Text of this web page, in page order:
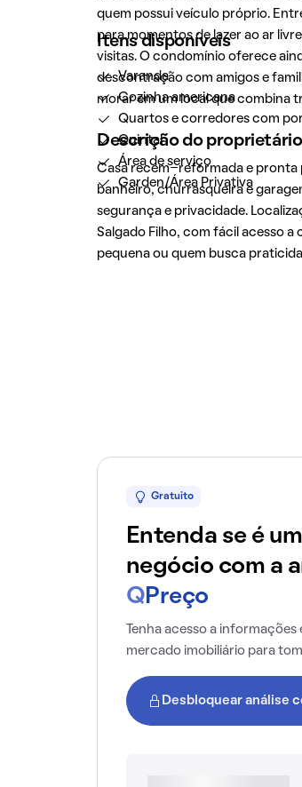
quem possui veículo próprio.
para momentos de lazer ao ar
visitas. O condomínio oferece
descontração com amigos e
morar em um local que combina
Descrição do proprietário
Casa recém-reformada e pronta
banheiro, churrasqueira e
segurança e privacidade.
Salgado Filho, com fácil acesso
pequena ou quem busca
Itens disponíveis
Varanda
Cozinha americana
Quartos e corredores com
Quintal
Área de serviço
Garden/Área Privativa
Gratuito
Entenda se é
negócio com a
Q Preço
Tenha acesso a
mercado imobiliário para
Desbloquear análise